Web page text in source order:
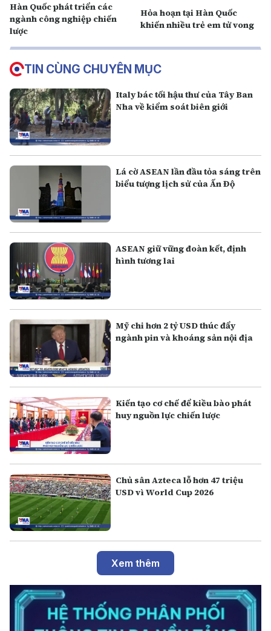
Hàn Quốc phát triển các
ngành công nghiệp chiến
lược
Hỏa hoạn tại Hàn Quốc
khiến nhiều trẻ em tử vong
TIN CÙNG CHUYÊN MỤC
Italy bác tối hậu thư của Tây Ban
Nha về kiểm soát biên giới
Lá cờ ASEAN lần đầu tỏa sáng trên
biểu tượng lịch sử của Ấn Độ
ASEAN giữ vững đoàn kết, định
hình tương lai
Mỹ chi hơn 2 tỷ USD thúc đẩy
ngành pin và khoáng sản nội địa
Kiến tạo cơ chế để kiều bào phát
huy nguồn lực chiến lược
Chủ sân Azteca lỗ hơn 47 triệu
USD vì World Cup 2026
Xem thêm